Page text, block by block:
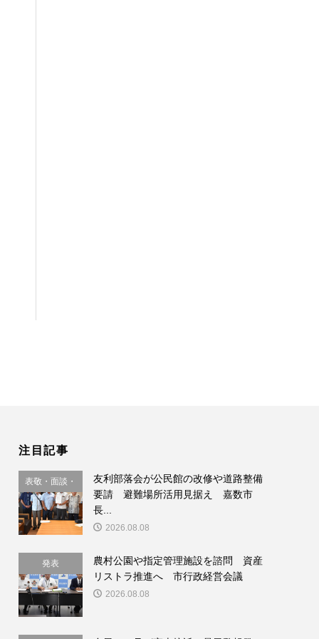
注目記事
表敬・面談・
要請
友利部落会が公民館の改修や道路整備
要請 避難場所活用見据え 嘉数市
長...
2026.08.08
発表
農村公園や指定管理施設を諮問 資産
リストラ推進へ 市行政経営会議
2026.08.08